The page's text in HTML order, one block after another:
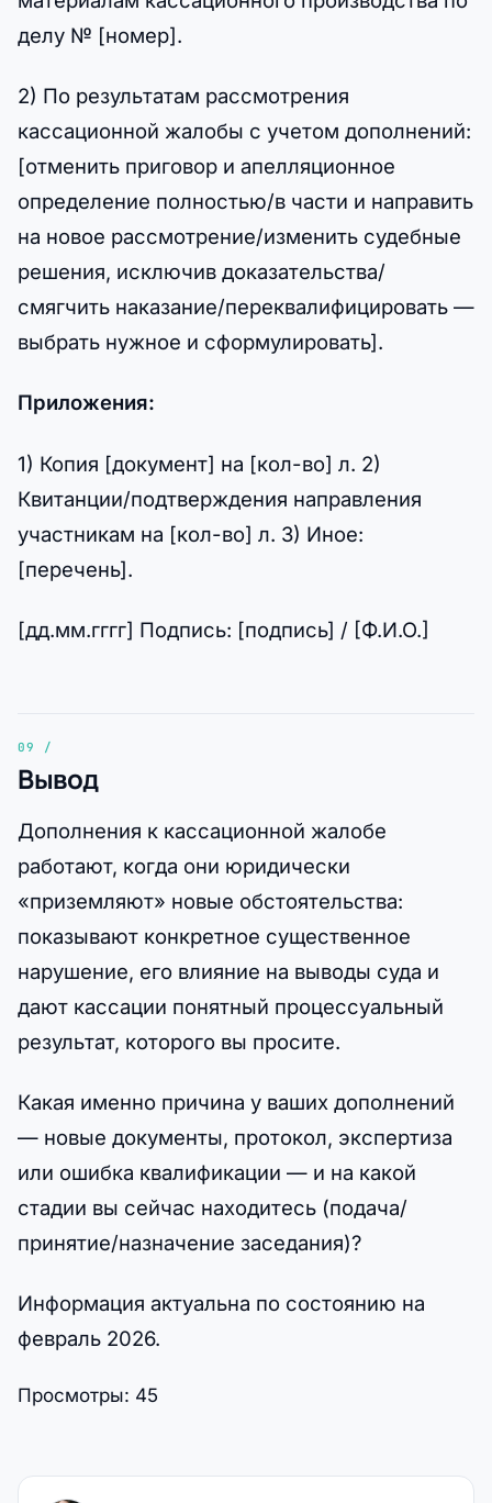
делу № [номер].
2) По результатам рассмотрения
кассационной жалобы с учетом дополнений:
[отменить приговор и апелляционное
определение полностью/в части и направить
на новое рассмотрение/изменить судебные
решения, исключив доказательства/
смягчить наказание/переквалифицировать —
выбрать нужное и сформулировать].
Приложения:
1) Копия [документ] на [кол-во] л. 2)
Квитанции/подтверждения направления
участникам на [кол-во] л. 3) Иное:
[перечень].
[дд.мм.гггг] Подпись: [подпись] / [Ф.И.О.]
Вывод
Дополнения к кассационной жалобе
работают, когда они юридически
«приземляют» новые обстоятельства:
показывают конкретное существенное
нарушение, его влияние на выводы суда и
дают кассации понятный процессуальный
результат, которого вы просите.
Какая именно причина у ваших дополнений
— новые документы, протокол, экспертиза
или ошибка квалификации — и на какой
стадии вы сейчас находитесь (подача/
принятие/назначение заседания)?
Информация актуальна по состоянию на
февраль 2026.
Просмотры: 45